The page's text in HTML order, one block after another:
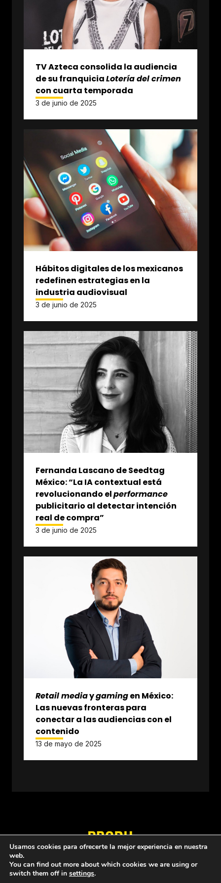
TV Azteca consolida la audiencia
de su franquiciaLotería del crimen
con cuarta temporada
3 de junio de 2025
Hábitos digitales de los mexicanos
redefinen estrategias en la
industria audiovisual
3 de junio de 2025
Fernanda Lascano de Seedtag
México: “La IA contextual está
revolucionando elperformance
publicitario al detectar intención
real de compra”
3 de junio de 2025
Retail mediaygamingen México:
Las nuevas fronteras para
conectar a las audiencias con el
contenido
13 de mayo de 2025
Usamos cookies para ofrecerte la mejor experiencia en nuestra
web.
You can find out more about which cookies we are using or
switch them off in settings.